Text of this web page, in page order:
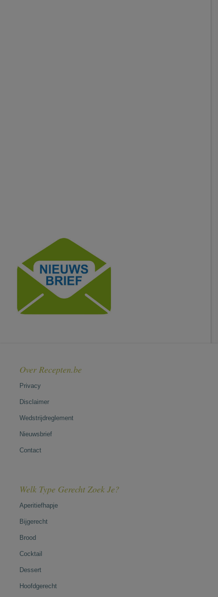
Over Recepten.be
Privacy
Disclaimer
Wedstrijdreglement
Nieuwsbrief
Contact
Welk Type Gerecht Zoek Je?
Aperitiefhapje
Bijgerecht
Brood
Cocktail
Dessert
Hoofdgerecht